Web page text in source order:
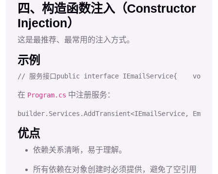
四、构造函数注入（Constructor
Injection）
这是最推荐、最常用的注入方式。
示例
// 服务接口public interface IEmailService{ void
在 Program.cs 中注册服务：
builder. Services .AddTransient<IEmailService,
优点
依赖关系清晰，易于理解。
所有依赖在对象创建时必须提供，避免了空引用